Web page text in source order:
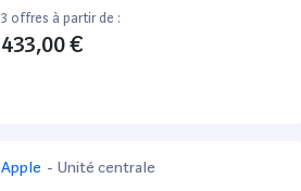
Reconditionné
3 offres à partir de :
433,00 €
Apple - Unité centrale